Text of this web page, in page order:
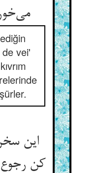
می‌خوری ما را بده
vei'
این
کن